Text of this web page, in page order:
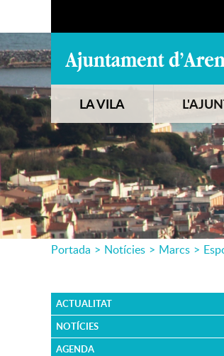
LA VILA
Portada > Notícies > Marcs >
ACTUALITAT
NOTÍCIES
AGENDA